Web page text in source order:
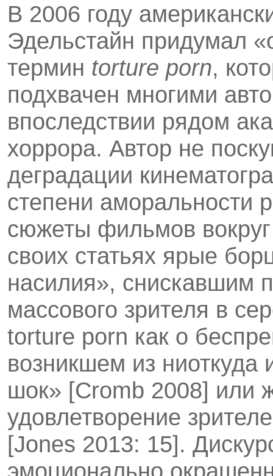
В 2006 году
Эдельстайн придумал
термин torture porn,
подхвачен многими
впоследствии рядом
хоррора. Автор не
деградации
степени аморальности
сюжеты фильмов
своих статьях ярые
насилия», снискавшим
массового зрителя в
torture porn как о
возникшем из
шок» [Cromb 2008] или
удовлетворение
[Jones 2013: 15].